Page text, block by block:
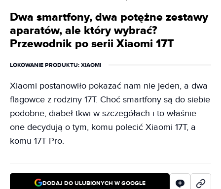
Dwa smartfony, dwa potężne zestawy
aparatów, ale który wybrać?
Przewodnik po serii Xiaomi 17T
LOKOWANIE PRODUKTU: XIAOMI
Xiaomi postanowiło pokazać nam nie jeden, a dwa
flagowce z rodziny 17T. Choć smartfony są do siebie
podobne, diabeł tkwi w szczegółach i to właśnie
one decydują o tym, komu polecić Xiaomi 17T, a
komu 17T Pro.
DODAJ DO ULUBIONYCH W GOOGLE